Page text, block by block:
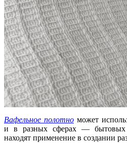
Вафельное полотноможет
и в разных сферах — бытовых
находят применение в создании